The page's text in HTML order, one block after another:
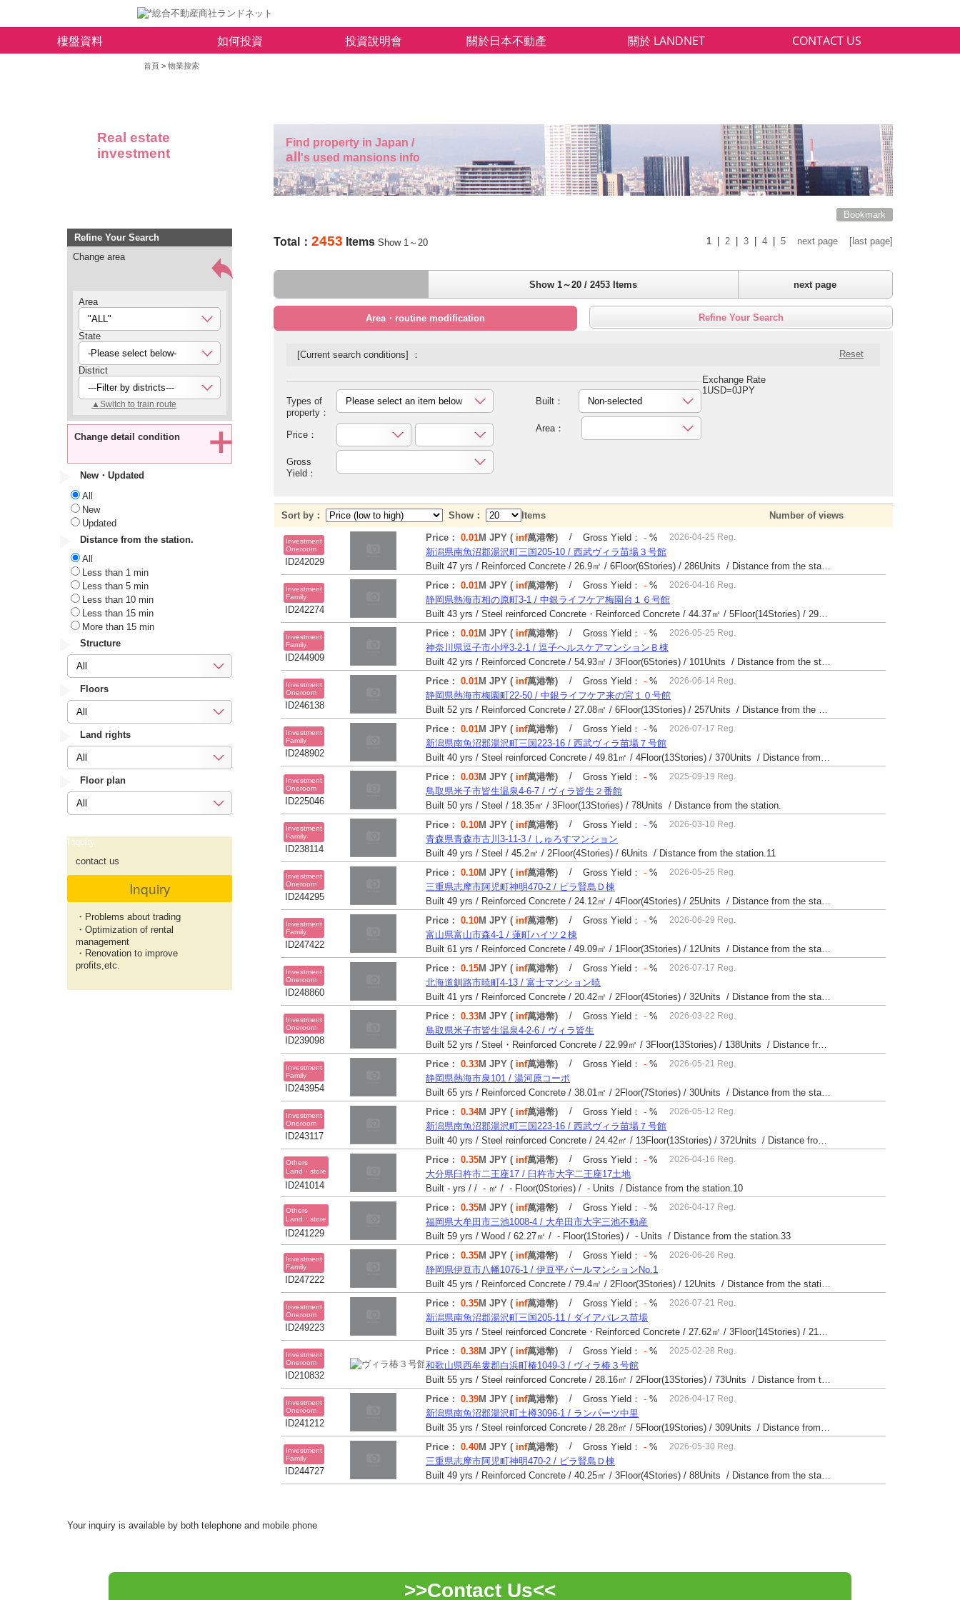
樓盤資料 如何投資 投資說明會 關於日本不動產 關於 LANDNET CONTACT US
首頁 > 物業搜索
Real estate
investment
Find property in Japan /
all 's used mansions info
Bookmark
Refine Your Search
Change area
Area
"ALL"
State
-Please select below-
District
---Filter by districts---
▲Switch to train route
Change detail condition
New・Updated
All
New
Updated
Distance from the station.
All
Less than 1 min
Less than 5 min
Less than 10 min
Less than 15 min
More than 15 min
Structure
All
Floors
All
Land rights
All
Floor plan
All
Inquiry
contact us
Inquiry
・Problems about trading
・Optimization of rental
management
・Renovation to improve
profits,etc.
Total：2453 Items Show 1～20 1| 2| 3| 4| 5 next page [last page]
next page
Show 1～20 / 2453 Items
Area・routine modification Refine Your Search
[Current search conditions] ： Reset
Types of
property：
Please select an item below
Price：
Gross
Yield：
Built： Non-selected
Area：
Exchange Rate
1USD=0JPY
Sort by： Show： Items Number of views
Investment
Oneroom
ID242029
Price： 0.01M JPY ( inf萬港幣) / Gross Yield： -% 2026-04-25 Reg.
新潟県南魚沼郡湯沢町三国205-10 / 西武ヴィラ苗場３号館
Built 47 yrs / Reinforced Concrete / 26.9㎡ / 6Floor(6Stories) / 286Units / Distance from the station.
Investment
Family
ID242274
Price： 0.01M JPY ( inf萬港幣) / Gross Yield： -% 2026-04-16 Reg.
静岡県熱海市相の原町3-1 / 中銀ライフケア梅園台１６号館
Built 43 yrs / Steel reinforced Concrete・Reinforced Concrete / 44.37㎡ / 5Floor(14Stories) / 294Units / Distance from the station.25
Investment
Family
ID244909
Price： 0.01M JPY ( inf萬港幣) / Gross Yield： -% 2026-05-25 Reg.
神奈川県逗子市小坪3-2-1 / 逗子ヘルスケアマンションＢ棟
Built 42 yrs / Reinforced Concrete / 54.93㎡ / 3Floor(6Stories) / 101Units / Distance from the station.
Investment
Oneroom
ID246138
Price： 0.01M JPY ( inf萬港幣) / Gross Yield： -% 2026-06-14 Reg.
静岡県熱海市梅園町22-50 / 中銀ライフケア来の宮１０号館
Built 52 yrs / Reinforced Concrete / 27.08㎡ / 6Floor(13Stories) / 257Units / Distance from the station.14
Investment
Family
ID248902
Price： 0.01M JPY ( inf萬港幣) / Gross Yield： -% 2026-07-17 Reg.
新潟県南魚沼郡湯沢町三国223-16 / 西武ヴィラ苗場７号館
Built 40 yrs / Steel reinforced Concrete / 49.81㎡ / 4Floor(13Stories) / 370Units / Distance from the station.
Investment
Oneroom
ID225046
Price： 0.03M JPY ( inf萬港幣) / Gross Yield： -% 2025-09-19 Reg.
鳥取県米子市皆生温泉4-6-7 / ヴィラ皆生２番館
Built 50 yrs / Steel / 18.35㎡ / 3Floor(13Stories) / 78Units / Distance from the station.
Investment
Family
ID238114
Price： 0.10M JPY ( inf萬港幣) / Gross Yield： -% 2026-03-10 Reg.
青森県青森市古川3-11-3 / しゅろすマンション
Built 49 yrs / Steel / 45.2㎡ / 2Floor(4Stories) / 6Units / Distance from the station.11
Investment
Oneroom
ID244295
Price： 0.10M JPY ( inf萬港幣) / Gross Yield： -% 2026-05-25 Reg.
三重県志摩市阿児町神明470-2 / ビラ賢島Ｄ棟
Built 49 yrs / Reinforced Concrete / 24.12㎡ / 4Floor(4Stories) / 25Units / Distance from the station.14
Investment
Family
ID247422
Price： 0.10M JPY ( inf萬港幣) / Gross Yield： -% 2026-06-29 Reg.
富山県富山市森4-1 / 蓮町ハイツ２棟
Built 61 yrs / Reinforced Concrete / 49.09㎡ / 1Floor(3Stories) / 12Units / Distance from the station.9
Investment
Oneroom
ID248860
Price： 0.15M JPY ( inf萬港幣) / Gross Yield： -% 2026-07-17 Reg.
北海道釧路市暁町4-13 / 富士マンション暁
Built 41 yrs / Reinforced Concrete / 20.42㎡ / 2Floor(4Stories) / 32Units / Distance from the station.33
Investment
Oneroom
ID239098
Price： 0.33M JPY ( inf萬港幣) / Gross Yield： -% 2026-03-22 Reg.
鳥取県米子市皆生温泉4-2-6 / ヴィラ皆生
Built 52 yrs / Steel・Reinforced Concrete / 22.99㎡ / 3Floor(13Stories) / 138Units / Distance from the station.
Investment
Family
ID243954
Price： 0.33M JPY ( inf萬港幣) / Gross Yield： -% 2026-05-21 Reg.
静岡県熱海市泉101 / 湯河原コーポ
Built 65 yrs / Reinforced Concrete / 38.01㎡ / 2Floor(7Stories) / 30Units / Distance from the station.29
Investment
Oneroom
ID243117
Price： 0.34M JPY ( inf萬港幣) / Gross Yield： -% 2026-05-12 Reg.
新潟県南魚沼郡湯沢町三国223-16 / 西武ヴィラ苗場７号館
Built 40 yrs / Steel reinforced Concrete / 24.42㎡ / 13Floor(13Stories) / 372Units / Distance from the station.
Others
Land・store
ID241014
Price： 0.35M JPY ( inf萬港幣) / Gross Yield： -% 2026-04-16 Reg.
大分県臼杵市二王座17 / 臼杵市大字二王座17土地
Built - yrs / / - ㎡ / - Floor(0Stories) / - Units / Distance from the station.10
Others
Land・store
ID241229
Price： 0.35M JPY ( inf萬港幣) / Gross Yield： -% 2026-04-17 Reg.
福岡県大牟田市三池1008-4 / 大牟田市大字三池不動産
Built 59 yrs / Wood / 62.27㎡ / - Floor(1Stories) / - Units / Distance from the station.33
Investment
Family
ID247222
Price： 0.35M JPY ( inf萬港幣) / Gross Yield： -% 2026-06-26 Reg.
静岡県伊豆市八幡1076-1 / 伊豆平パールマンションNo.1
Built 45 yrs / Reinforced Concrete / 79.4㎡ / 2Floor(3Stories) / 12Units / Distance from the station.123
Investment
Oneroom
ID249223
Price： 0.35M JPY ( inf萬港幣) / Gross Yield： -% 2026-07-21 Reg.
新潟県南魚沼郡湯沢町三国205-11 / ダイアパレス苗場
Built 35 yrs / Steel reinforced Concrete・Reinforced Concrete / 27.62㎡ / 3Floor(14Stories) / 214Units / Distance from the station.265
Investment
Oneroom
ID210832
Price： 0.38M JPY ( inf萬港幣) / Gross Yield： -% 2025-02-28 Reg.
和歌山県西牟婁郡白浜町椿1049-3 / ヴィラ椿３号館
Built 55 yrs / Steel reinforced Concrete / 28.16㎡ / 2Floor(13Stories) / 73Units / Distance from the station.20
Investment
Oneroom
ID241212
Price： 0.39M JPY ( inf萬港幣) / Gross Yield： -% 2026-04-17 Reg.
新潟県南魚沼郡湯沢町土樽3096-1 / ランパーツ中里
Built 35 yrs / Steel reinforced Concrete / 28.28㎡ / 5Floor(19Stories) / 309Units / Distance from the station.33
Investment
Family
ID244727
Price： 0.40M JPY ( inf萬港幣) / Gross Yield： -% 2026-05-30 Reg.
三重県志摩市阿児町神明470-2 / ビラ賢島Ｄ棟
Built 49 yrs / Reinforced Concrete / 40.25㎡ / 3Floor(4Stories) / 88Units / Distance from the station.14
Your inquiry is available by both telephone and mobile phone
>>Contact Us<<